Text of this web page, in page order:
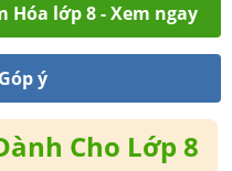
Hóa lớp 8 - Xem ngay
ý
Cho Lớp 8